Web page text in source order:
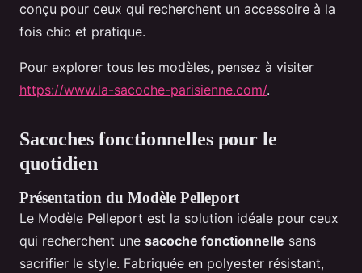
conçu pour ceux qui recherchent un accessoire à la
fois chic et pratique.
Pour explorer tous les modèles, pensez à visiter
https://www.la-sacoche-parisienne.com/.
Sacoches fonctionnelles pour le
quotidien
Présentation du Modèle Pelleport
Le Modèle Pelleport est la solution idéale pour ceux
qui recherchent une sacoche fonctionnelle sans
sacrifier le style. Fabriquée en polyester résistant,